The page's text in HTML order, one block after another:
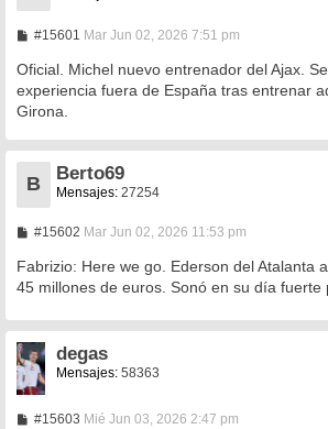
#15601 M
n
s
a
Mar Jun 02, 2026 7:51 pm
Oficial. Michel nuevo entrenador del Ajax.
experiencia fuera de España tras entrenar
Girona.
B
Berto69
Mensajes: 27254
#15602M
n
a
e
Mar Jun 02, 2026 11:53 pm
Fabrizio: Here we go. Ederson del Atalanta
45 millones de euros. Sonó en su día fuerte
degas
Mensajes:58363
#15603MMié Jun 03, 2026 2:47 pm